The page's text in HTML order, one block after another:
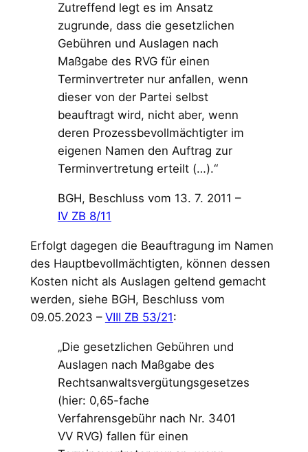
Zutreffend legt es im Ansatz
zugrunde, dass die gesetzlichen
Gebühren und Auslagen nach
Maßgabe des RVG für einen
Terminvertreter nur anfallen, wenn
dieser von der Partei selbst
beauftragt wird, nicht aber, wenn
deren Prozessbevollmächtigter im
eigenen Namen den Auftrag zur
Terminvertretung erteilt (…).“
BGH, Beschluss vom 13. 7. 2011 –
IV ZB 8/11
Erfolgt dagegen die Beauftragung im Namen
des Hauptbevollmächtigten, können dessen
Kosten nicht als Auslagen geltend gemacht
werden, siehe BGH, Beschluss vom
09.05.2023 – VIII ZB 53/21:
„Die gesetzlichen Gebühren und
Auslagen nach Maßgabe des
Rechtsanwaltsvergütungsgesetzes
(hier: 0,65-fache
Verfahrensgebühr nach Nr. 3401
VV RVG) fallen für einen